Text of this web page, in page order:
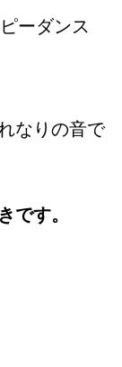
ーダンス
なりの音で
です。